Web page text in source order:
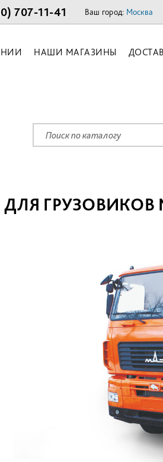
707-11-41 Ваш город: Москва
НАШИ МАГАЗИНЫ
ГРУЗОВИКОВ